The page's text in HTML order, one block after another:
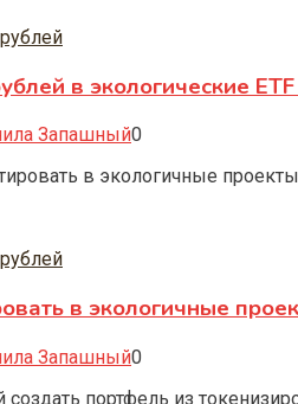
в экологические
Запашный0
в экологичные
Запашный0